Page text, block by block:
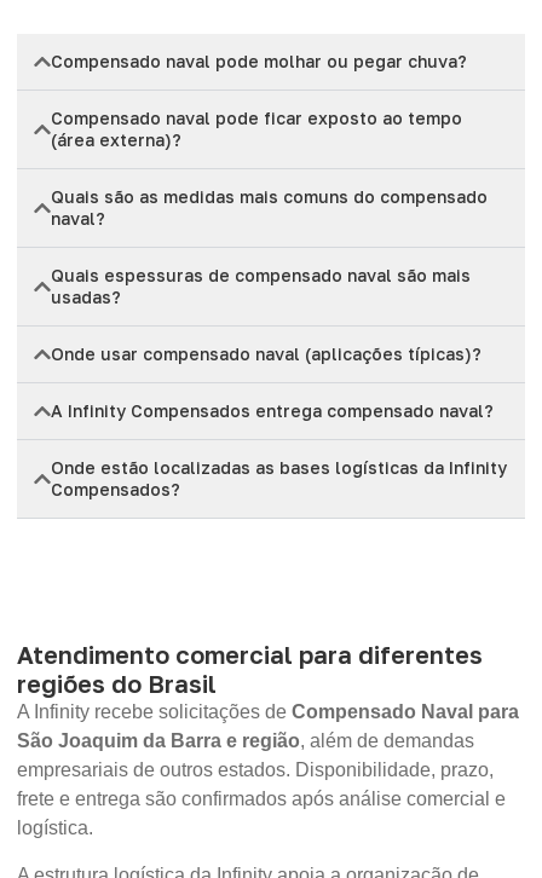
Compensado naval pode molhar ou pegar chuva?
Compensado naval pode ficar exposto ao tempo
(área externa)?
Quais são as medidas mais comuns do compensado
naval?
Quais espessuras de compensado naval são mais
usadas?
Onde usar compensado naval (aplicações típicas)?
A Infinity Compensados entrega compensado naval?
Onde estão localizadas as bases logísticas da Infinity
Compensados?
Atendimento comercial para diferentes
regiões do Brasil
A Infinity recebe solicitações de Compensado Naval para
São Joaquim da Barra e região, além de demandas
empresariais de outros estados. Disponibilidade, prazo,
frete e entrega são confirmados após análise comercial e
logística.